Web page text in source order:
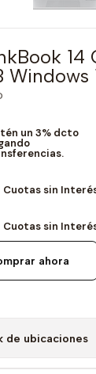
14
Windows
un 3% dcto
Cuotas sin
Cuotas sin
ahora
de ubicaciones